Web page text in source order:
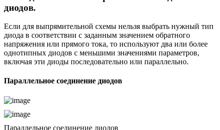
диодов.
Если для выпрямительной схемы нельзя выбрать нужный тип
диода в соответствии с заданным значением обратного
напряжения или прямого тока, то используют два или более
однотипных диодов с меньшими значениями параметров,
включая эти диоды последовательно или параллельно.
Параллельное соединение диодов
Параллельное соединение диодов